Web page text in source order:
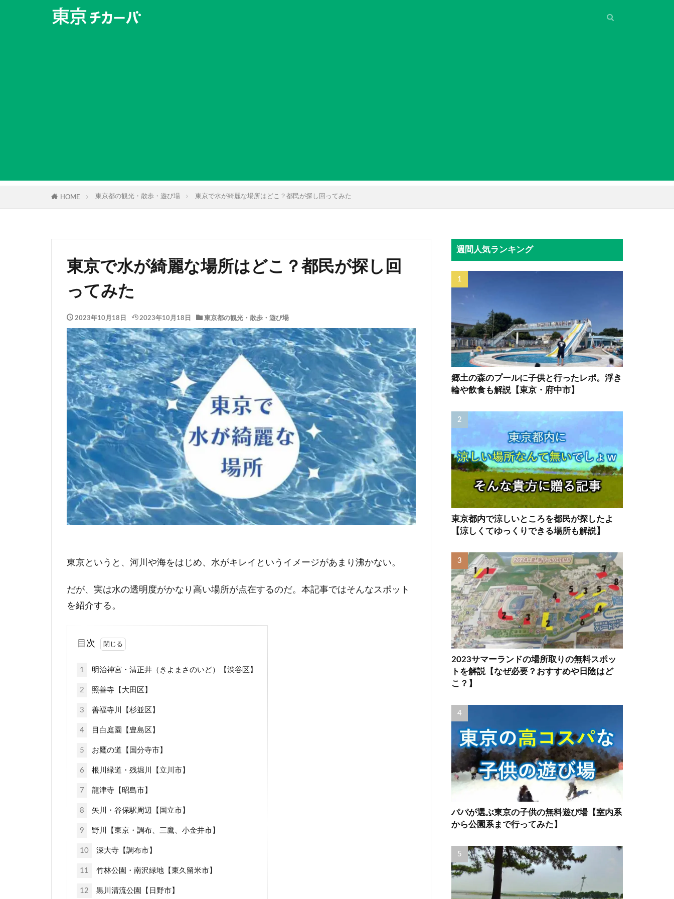
HOME 東京都の観光・散歩・遊び場 東京で水が綺麗な場所はどこ？都民が探し回ってみた
東京で水が綺麗な場所はどこ？都民が探し回
ってみた
2023年10月18日 2023年10月18日 東京都の観光・散歩・遊び場
東京というと、河川や海をはじめ、水がキレイというイメージがあまり沸かない。
だが、実は水の透明度がかなり高い場所が点在するのだ。本記事ではそんなスポット
を紹介する。
目次
1 明治神宮・清正井（きよまさのいど）【渋谷区】
2 照善寺【大田区】
3 善福寺川【杉並区】
4 目白庭園【豊島区】
5 お鷹の道【国分寺市】
6 根川緑道・残堀川【立川市】
7 龍津寺【昭島市】
8 矢川・谷保駅周辺【国立市】
9 野川【東京・調布、三鷹、小金井市】
10 深大寺【調布市】
11 竹林公園・南沢緑地【東久留米市】
12 黒川清流公園【日野市】
週間人気ランキング
郷土の森のプールに子供と行ったレポ。浮き
輪や飲食も解説【東京・府中市】
東京都内で涼しいところを都民が探したよ
【涼しくてゆっくりできる場所も解説】
2023サマーランドの場所取りの無料スポッ
トを解説【なぜ必要？おすすめや日陰はど
こ？】
パパが選ぶ東京の子供の無料遊び場【室内系
から公園系まで行ってみた】